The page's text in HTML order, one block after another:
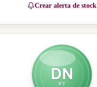
Crear alerta de stock
DN
PT